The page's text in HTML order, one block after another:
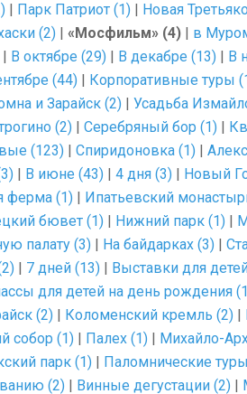
| Парк Патриот (1) | Новая
(2) | «Мосфильм» (4) | в
| В октябре (29) | В декабре (13) | В
(44) | Корпоративные туры
и Зарайск (2) | Усадьба
(2) | Серебряный бор (1) |
(123) | Спиридоновка (1) |
| В июне (43) | 4 дня (3) | Новый
ферма (1) | Ипатьевский
бювет (1) | Нижний парк (1) |
палату (3) | На байдарках (3) |
| 7 дней (13) | Выставки для
для детей на день рождения
(2) | Коломенский кремль (2) |
собор (1) | Палех (1) | Михайло-
парк (1) | Паломнические
(2) | Винные дегустации (2) |